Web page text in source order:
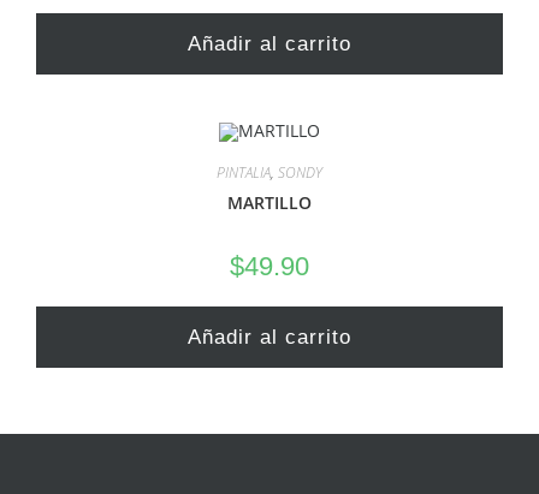
Añadir al carrito
PINTALIA, SONDY
MARTILLO
$49.90
Añadir al carrito